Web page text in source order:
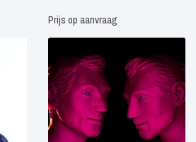
Prijs op aanvraag